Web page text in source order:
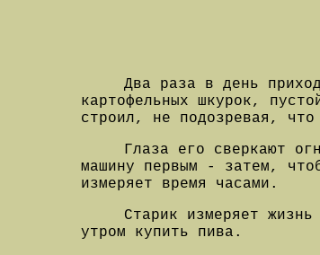
Два раза в день
картофельных шкурок,
строил, не подозревая,
Глаза его сверкают
машину первым - затем,
измеряет время часами.
Старик измеряет
утром купить пива.